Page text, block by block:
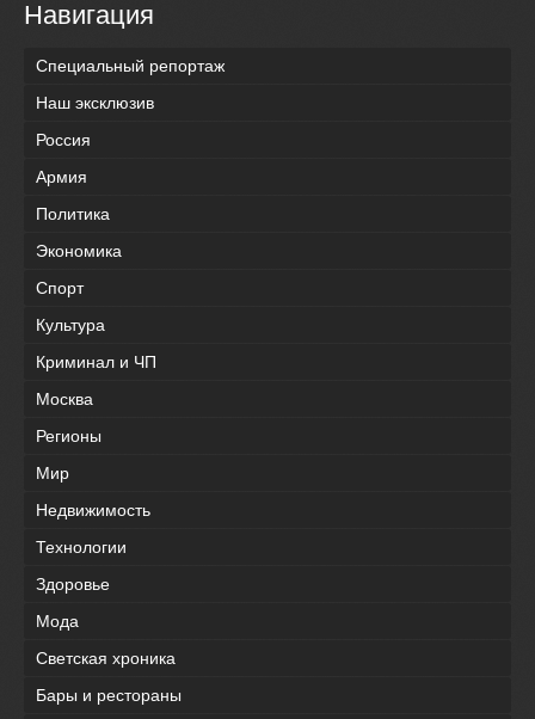
Навигация
Специальный репортаж
Наш эксклюзив
Россия
Армия
Политика
Экономика
Спорт
Культура
Криминал и ЧП
Москва
Регионы
Мир
Недвижимость
Технологии
Здоровье
Мода
Светская хроника
Бары и рестораны